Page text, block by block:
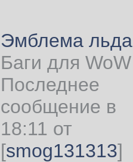
Эмблема льда
Баги для WoW
Последнее
сообщение в
18:11 от
[smog131313]